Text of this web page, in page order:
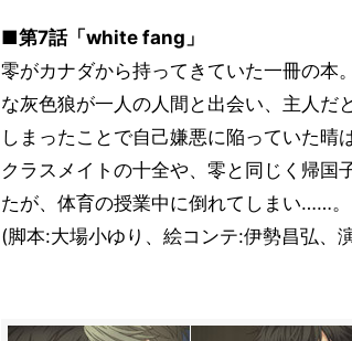
■第7話「white fang」
零がカナダから持ってきていた一冊の本
な灰色狼が一人の人間と出会い、主人だ
しまったことで自己嫌悪に陥っていた晴
クラスメイトの十全や、零と同じく帰国
たが、体育の授業中に倒れてしまい……。
(脚本:大場小ゆり、絵コンテ:伊勢昌弘、